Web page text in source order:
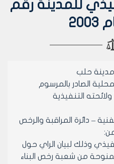
للمدينة رقم
حلب
الصادر بالمرسوم
التشريعي رقم /15/ لعام 1971 ولائحته التنفيذية
– دائرة المراقبة والرخص
وذلك لبيان الراي حول
من شعبة رخص البناء